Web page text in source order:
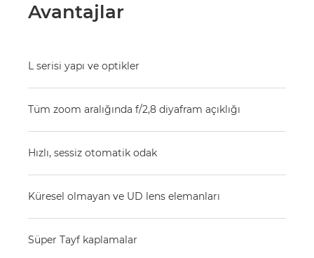
Avantajlar
L serisi yapı ve optikler
Tüm zoom aralığında f/2,8 diyafram açıklığı
Hızlı, sessiz otomatik odak
Küresel olmayan ve UD lens elemanları
Süper Tayf kaplamalar